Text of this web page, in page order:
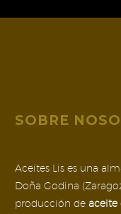
pueden
SOBRE
Aceites Lis es una
Doña Godina
producción de aceite